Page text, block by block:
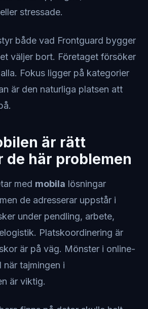
stressade.
både vad Frontguard bygger
väljer bort. Företaget försöker
Fokus ligger på kategorier
är den naturliga platsen att
är rätt
de här problemen
med mobila lösningar
de adresserar uppstår i
under pendling, arbete,
Platskoordinering är
är på väg. Mönster i online-
när tajmingen i
är viktig.